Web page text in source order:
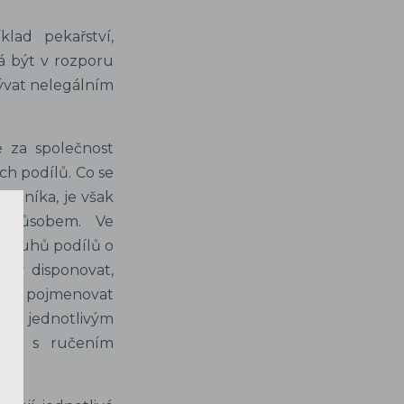
pekařství,
být v rozporu
nelegálním
společnost
podílů. Co se
je však
Ve
druhů podílů o
disponovat,
pojmenovat
k jednotlivým
s ručením